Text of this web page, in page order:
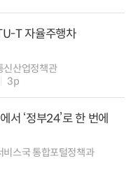
T 자율주행차
신산업정책관
3p
서 ‘정부24’로 한 번에
스국 통합포털정책과